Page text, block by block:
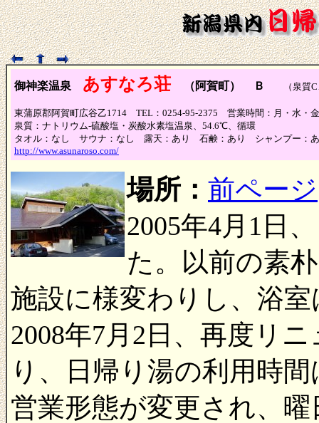
御神楽温泉 あすなろ荘 （阿賀町） Ｂ （泉質C
東蒲原郡阿賀町広谷乙1714 TEL：0254-95-2375 営業時間：月・水・
泉質：ナトリウム-硫酸塩・炭酸水素塩温泉、54.6℃、循環
タオル：なし サウナ：なし 露天：あり 石鹸：あり シャンプー：
http://www.asunaroso.com/
場所： 前ページ
2005年4月1日
た。以前の素
施設に様変わりし、浴
2008年7月2日、再度リ
り、日帰り湯の利用時
営業形態が変更され、